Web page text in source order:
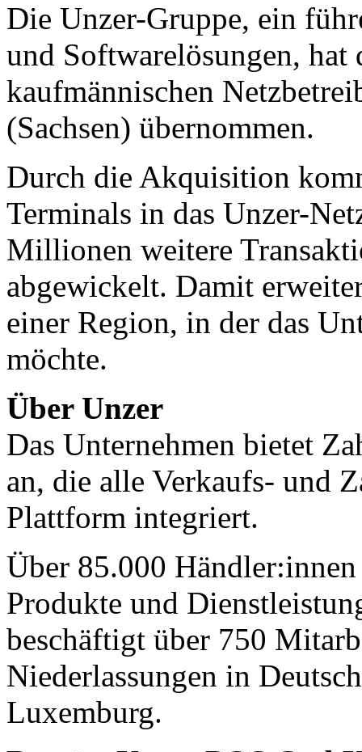
Die Unzer-Gruppe, ein
und Softwarelösungen, hat
kaufmännischen
(Sachsen) übernommen.
Durch die Akquisition
Terminals in das Unzer-
Millionen weitere
abgewickelt. Damit
einer Region, in der das
möchte.
Über Unzer
Das Unternehmen bietet
an, die alle Verkaufs- und
Plattform integriert.
Über 85.000
Produkte und
beschäftigt über 750
Niederlassungen in
Luxemburg.